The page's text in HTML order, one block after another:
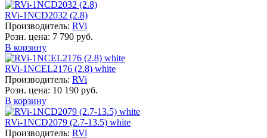
RVi-1NCD2032 (2.8)
Производитель: RVi
Розн. цена: 7 790 руб.
В корзину
RVi-1NCEL2176 (2.8) white
Производитель: RVi
Розн. цена: 10 190 руб.
В корзину
RVi-1NCD2079 (2.7-13.5) white
Производитель: RVi